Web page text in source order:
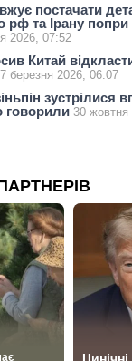
постачати
рф та Ірану
2026, 07:52
Китай відкласти
березня 2026, 06:07
зустрілися
говорили 30